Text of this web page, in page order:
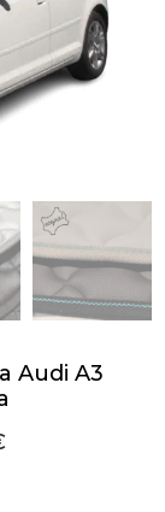
Audi A3